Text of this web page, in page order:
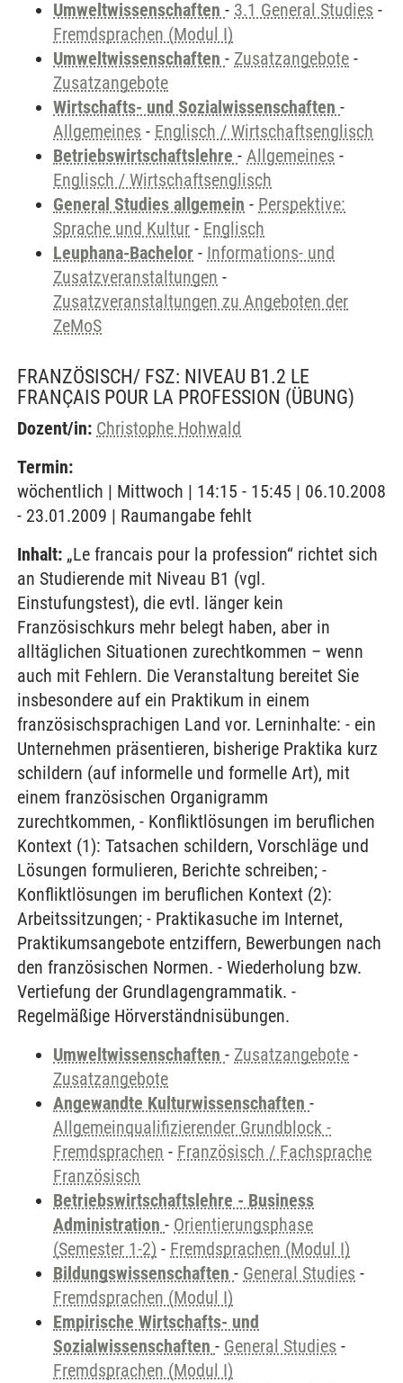
Umweltwissenschaften - 3.1 General Studies -
Fremdsprachen (Modul I)
Umweltwissenschaften - Zusatzangebote -
Zusatzangebote
Wirtschafts- und Sozialwissenschaften -
Allgemeines - Englisch / Wirtschaftsenglisch
Betriebswirtschaftslehre - Allgemeines -
Englisch / Wirtschaftsenglisch
General Studies allgemein - Perspektive:
Sprache und Kultur - Englisch
Leuphana-Bachelor - Informations- und
Zusatzveranstaltungen -
Zusatzveranstaltungen zu Angeboten der
ZeMoS
FRANZÖSISCH/ FSZ: NIVEAU B1.2 LE
FRANÇAIS POUR LA PROFESSION (ÜBUNG)
Dozent/in: Christophe Hohwald
Termin:
wöchentlich | Mittwoch | 14:15 - 15:45 | 06.10.2008
- 23.01.2009 | Raumangabe fehlt
Inhalt: „Le francais pour la profession“ richtet sich
an Studierende mit Niveau B1 (vgl.
Einstufungstest), die evtl. länger kein
Französischkurs mehr belegt haben, aber in
alltäglichen Situationen zurechtkommen – wenn
auch mit Fehlern. Die Veranstaltung bereitet Sie
insbesondere auf ein Praktikum in einem
französischsprachigen Land vor. Lerninhalte: - ein
Unternehmen präsentieren, bisherige Praktika kurz
schildern (auf informelle und formelle Art), mit
einem französischen Organigramm
zurechtkommen, - Konfliktlösungen im beruflichen
Kontext (1): Tatsachen schildern, Vorschläge und
Lösungen formulieren, Berichte schreiben; -
Konfliktlösungen im beruflichen Kontext (2):
Arbeitssitzungen; - Praktikasuche im Internet,
Praktikumsangebote entziffern, Bewerbungen nach
den französischen Normen. - Wiederholung bzw.
Vertiefung der Grundlagengrammatik. -
Regelmäßige Hörverständnisübungen.
Umweltwissenschaften - Zusatzangebote -
Zusatzangebote
Angewandte Kulturwissenschaften -
Allgemeinqualifizierender Grundblock -
Fremdsprachen - Französisch / Fachsprache
Französisch
Betriebswirtschaftslehre - Business
Administration - Orientierungsphase
(Semester 1-2) - Fremdsprachen (Modul I)
Bildungswissenschaften - General Studies -
Fremdsprachen (Modul I)
Empirische Wirtschafts- und
Sozialwissenschaften - General Studies -
Fremdsprachen (Modul I)